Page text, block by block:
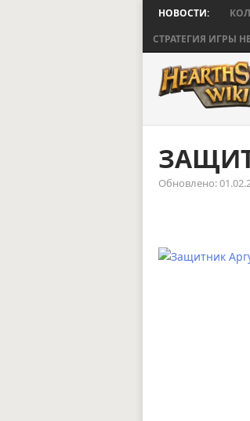
НОВОСТИ:
СТРАТЕГИЯ ИГРЫ
Обновлено: